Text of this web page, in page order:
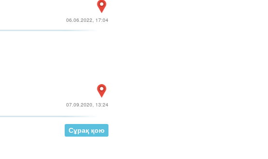
06.06.2022, 17:04
07.09.2020, 13:24
Сұрақ қою